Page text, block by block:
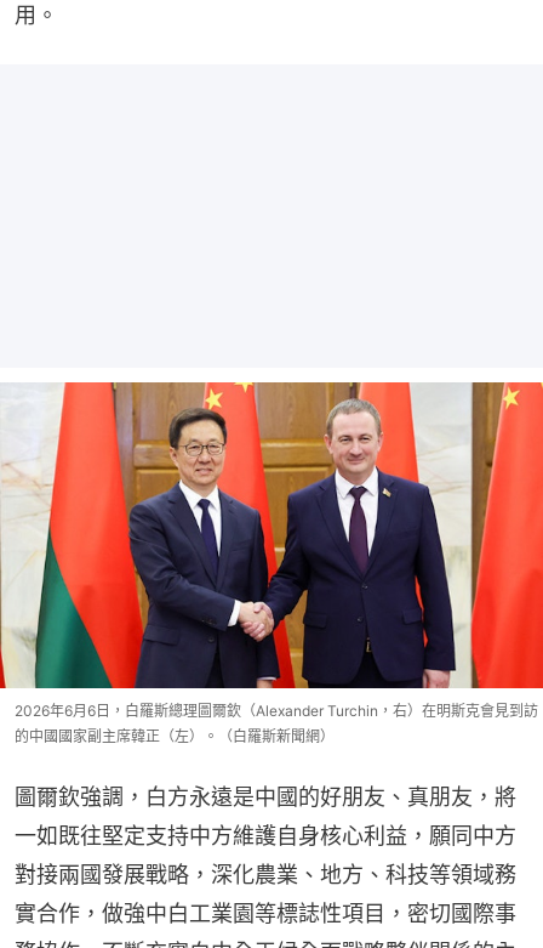
用。
2026年6月6日，白羅斯總理圖爾欽（Alexander Turchin，右）在明斯克會見到訪
的中國國家副主席韓正（左）。（白羅斯新聞網）
圖爾欽強調，白方永遠是中國的好朋友、真朋友，將
一如既往堅定支持中方維護自身核心利益，願同中方
對接兩國發展戰略，深化農業、地方、科技等領域務
實合作，做強中白工業園等標誌性項目，密切國際事